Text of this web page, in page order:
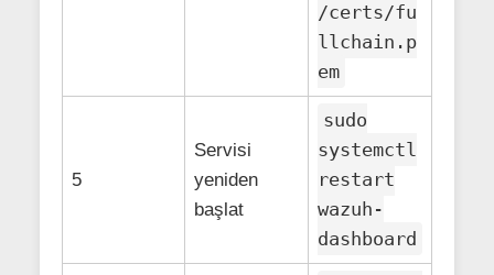
/certs/fu
llchain.p
em
5
Servisi
yeniden
başlat
sudo
systemctl
restart
wazuh-
dashboard